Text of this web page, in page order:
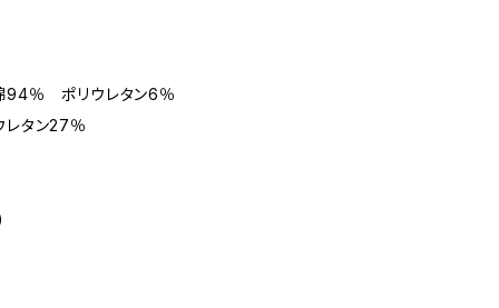
94％ ポリウレタン6％
タン27％